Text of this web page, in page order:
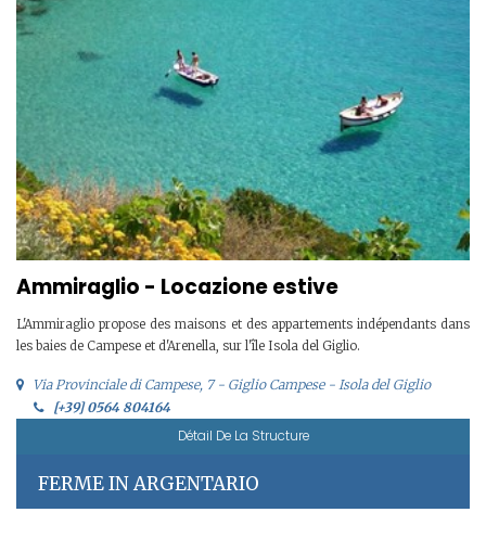
Ammiraglio - Locazione estive
L'Ammiraglio propose des maisons et des appartements indépendants dans
les baies de Campese et d'Arenella, sur l'île Isola del Giglio.
Via Provinciale di Campese, 7 - Giglio Campese - Isola del Giglio
[+39] 0564 804164
Détail De La Structure
FERME IN ARGENTARIO